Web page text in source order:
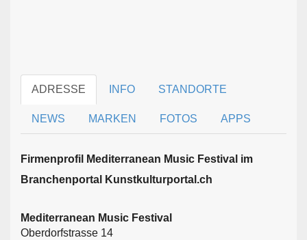
ADRESSE INFO STANDORTE
NEWS MARKEN FOTOS APPS
Firmen­profil Mediterranean Music Festival im
Branchen­portal Kunstkulturportal.ch
Mediterranean Music Festival
Oberdorfstrasse 14